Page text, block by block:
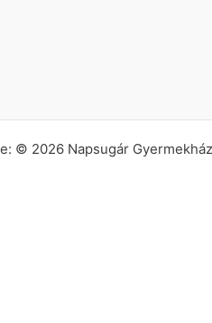
© 2026 Napsugár